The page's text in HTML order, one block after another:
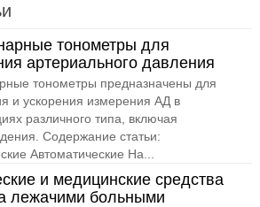
тонометры для
артериального давления
тонометры предназначены для
и ускорения измерения АД в
различного типа, включая
Содержание статьи:
Автоматические На...
и медицинские cредства
лежачими больными